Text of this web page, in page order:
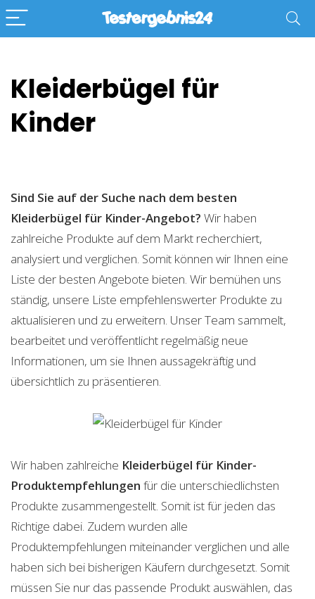
Kleiderbügel für
Kinder
Sind Sie auf der Suche nach dem besten
Kleiderbügel für Kinder-Angebot? Wir haben
zahlreiche Produkte auf dem Markt recherchiert,
analysiert und verglichen. Somit können wir Ihnen eine
Liste der besten Angebote bieten. Wir bemühen uns
ständig, unsere Liste empfehlenswerter Produkte zu
aktualisieren und zu erweitern. Unser Team sammelt,
bearbeitet und veröffentlicht regelmäßig neue
Informationen, um sie Ihnen aussagekräftig und
übersichtlich zu präsentieren.
Wir haben zahlreiche Kleiderbügel für Kinder-
Produktempfehlungen für die unterschiedlichsten
Produkte zusammengestellt. Somit ist für jeden das
Richtige dabei. Zudem wurden alle
Produktempfehlungen miteinander verglichen und alle
haben sich bei bisherigen Käufern durchgesetzt. Somit
müssen Sie nur das passende Produkt auswählen, das